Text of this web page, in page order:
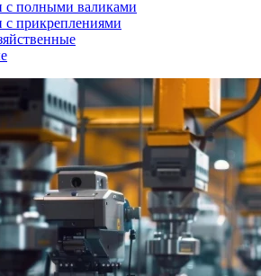
с полными валиками
с прикреплениями